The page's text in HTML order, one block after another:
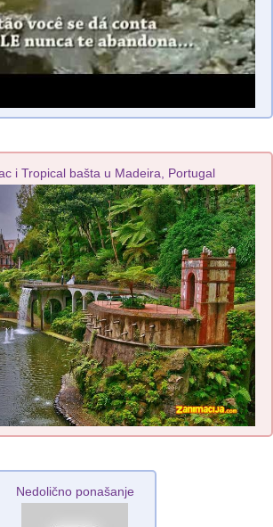
i Tropical bašta u Madeira, Portugal
Nedolično ponašanje